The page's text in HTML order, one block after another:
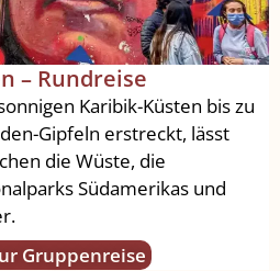
– Rundreise
Karibik-Küsten bis zu
Gipfeln erstreckt, lässt
die Wüste, die
Südamerikas und
Gruppenreise